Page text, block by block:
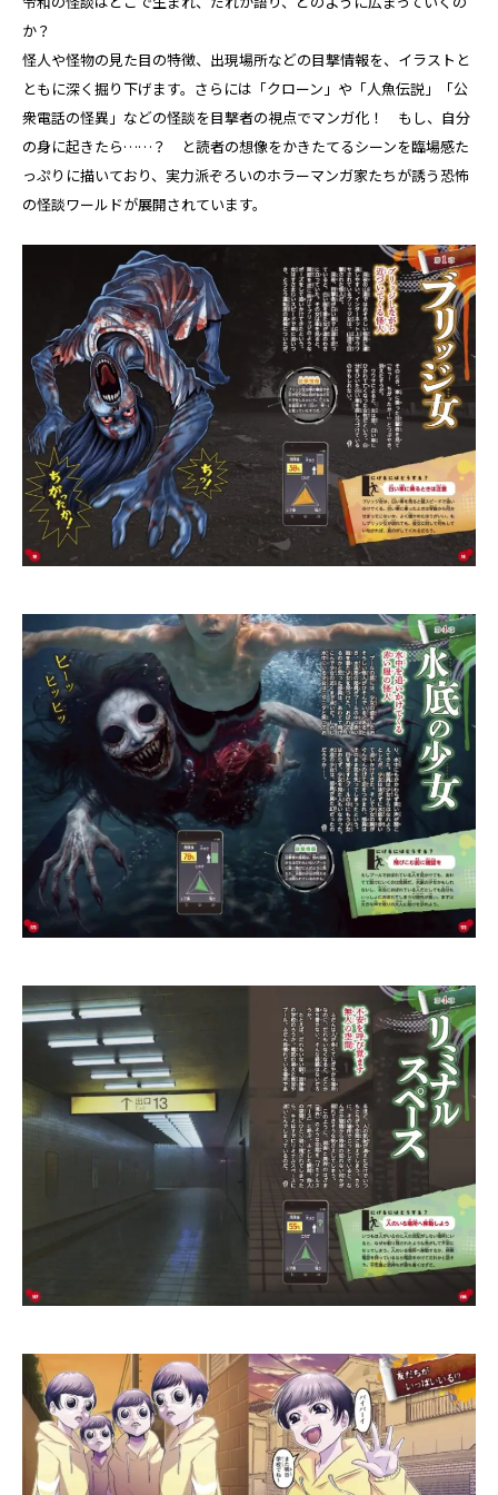
か？
怪人や怪物の見た目の特徴、出現場所などの目撃情報を、イラストと
ともに深く掘り下げます。さらには「クローン」や「人魚伝説」「公
衆電話の怪異」などの怪談を目撃者の視点でマンガ化！ もし、自分
の身に起きたら……？ と読者の想像をかきたてるシーンを臨場感た
っぷりに描いており、実力派ぞろいのホラーマンガ家たちが誘う恐怖
の怪談ワールドが展開されています。